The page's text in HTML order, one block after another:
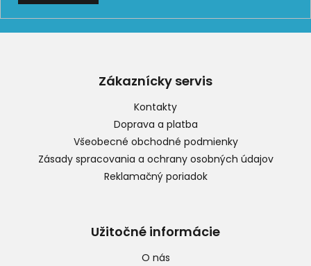
Zákaznícky servis
Kontakty
Doprava a platba
Všeobecné obchodné podmienky
Zásady spracovania a ochrany osobných údajov
Reklamačný poriadok
Užitočné informácie
O nás